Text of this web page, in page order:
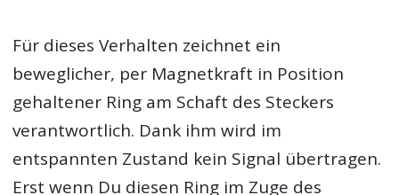
Für dieses Verhalten zeichnet ein
beweglicher, per Magnetkraft in Position
gehaltener Ring am Schaft des Steckers
verantwortlich. Dank ihm wird im
entspannten Zustand kein Signal übertragen.
Erst wenn Du diesen Ring im Zuge des